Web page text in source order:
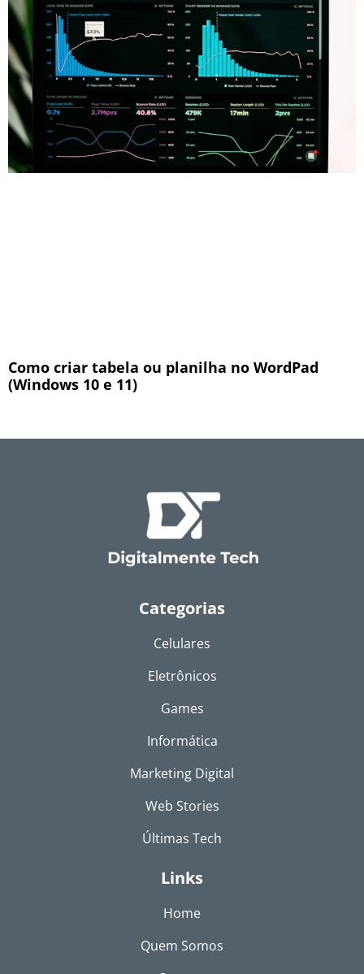
Como criar tabela ou planilha no WordPad
(Windows 10 e 11)
Categorias
Celulares
Eletrônicos
Games
Informática
Marketing Digital
Web Stories
Últimas Tech
Links
Home
Quem Somos